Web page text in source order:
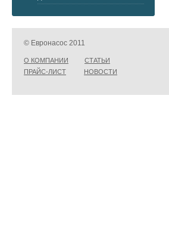
© Евронасос 2011
О КОМПАНИИ
СТАТЬИ
ПРАЙС-ЛИСТ
НОВОСТИ